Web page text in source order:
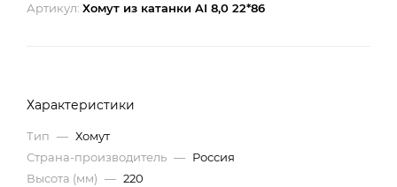
Артикул: Хомут из катанки AI 8,0 22*86
Характеристики
Тип — Хомут
Страна-производитель — Россия
Высота (мм) — 220